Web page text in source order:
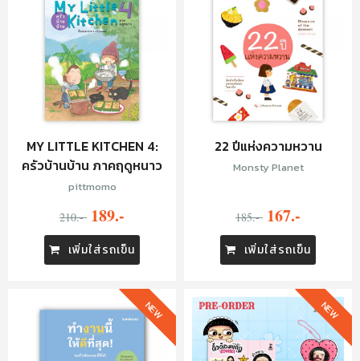
MY LITTLE KITCHEN 4:
ครัวบ้านบ้าน ภาคฤดูหนาว
pittmomo
210.- 189.-
เพิ่มใส่รถเข็น
22 ปีแห่งความหวาน
Monsty Planet
185.- 167.-
เพิ่มใส่รถเข็น
NEW NEW